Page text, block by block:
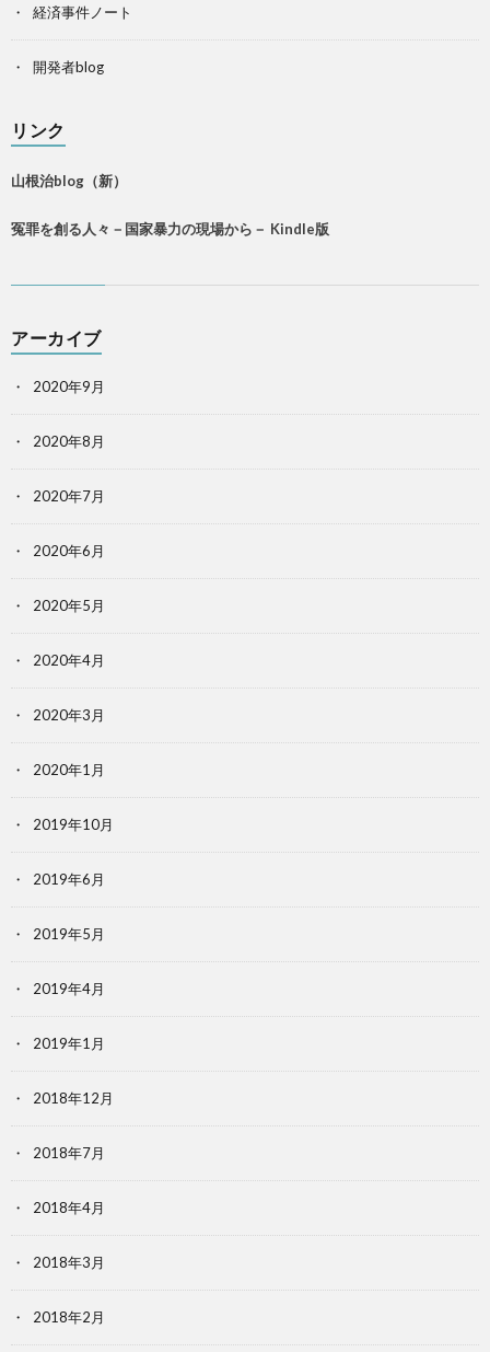
経済事件ノート
開発者blog
リンク
山根治blog（新）
冤罪を創る人々－国家暴力の現場から－ Kindle版
アーカイブ
2020年9月
2020年8月
2020年7月
2020年6月
2020年5月
2020年4月
2020年3月
2020年1月
2019年10月
2019年6月
2019年5月
2019年4月
2019年1月
2018年12月
2018年7月
2018年4月
2018年3月
2018年2月